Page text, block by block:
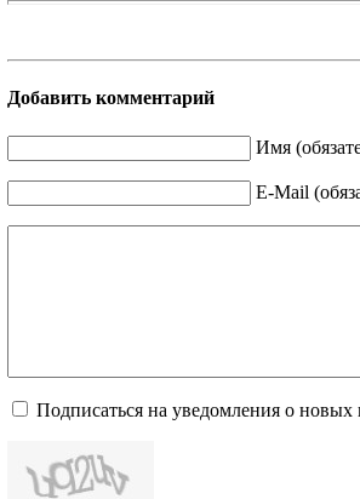
Добавить комментарий
Имя
E-Mail
Подписаться на уведомления о новых